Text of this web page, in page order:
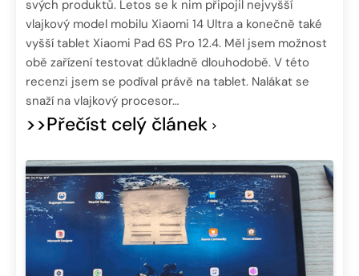
svých produktů. Letos se k nim připojil nejvyšší
vlajkový model mobilu Xiaomi 14 Ultra a konečně také
vyšší tablet Xiaomi Pad 6S Pro 12.4. Měl jsem možnost
obě zařízení testovat důkladně dlouhodobě. V této
recenzi jsem se podíval právě na tablet. Nalákat se
snaží na vlajkový procesor…
>>Přečíst celý článek